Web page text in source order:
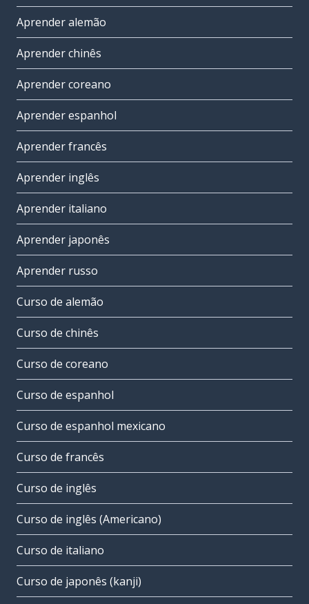
Aprender alemão
Aprender chinês
Aprender coreano
Aprender espanhol
Aprender francês
Aprender inglês
Aprender italiano
Aprender japonês
Aprender russo
Curso de alemão
Curso de chinês
Curso de coreano
Curso de espanhol
Curso de espanhol mexicano
Curso de francês
Curso de inglês
Curso de inglês (Americano)
Curso de italiano
Curso de japonês (kanji)